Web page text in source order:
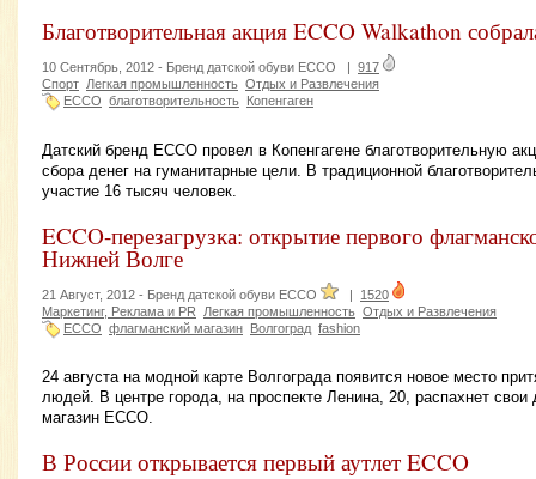
Благотворительная акция ECCO Walkathon
10 Сентябрь, 2012 - Бренд датской обуви ECCO | 917
Спорт Легкая промышленность Отдых и Развлечения
ECCO благотворительность Копенгаген
Датский бренд ECCO провел в Копенгагене благотворительную
сбора денег на гуманитарные цели. В традиционной
участие 16 тысяч человек.
ECCO-перезагрузка: открытие первого
Нижней Волге
21 Август, 2012 - Бренд датской обуви ECCO | 1520
Маркетинг, Реклама и PR
Легкая промышленность Отдых и Развлечения
ECCO флагманский магазин Волгоград fashion
24 августа на модной карте Волгограда появится новое место
людей. В центре города, на проспекте Ленина, 20, распахнет
магазин ЕССО.
В России открывается первый аутлет ECCO